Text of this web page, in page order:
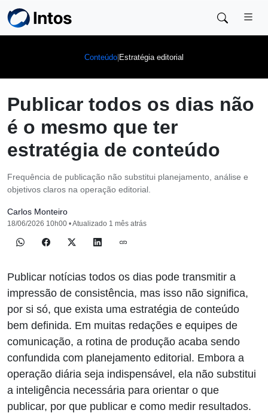
Skip to main content
Conteúdo|Estratégia editorial
Publicar todos os dias não
é o mesmo que ter
estratégia de conteúdo
Frequência de publicação não substitui planejamento, análise e
objetivos claros na operação editorial.
Carlos Monteiro
18/06/2026 10h00 • Atualizado 1 mês atrás
Publicar notícias todos os dias pode transmitir a
impressão de consistência, mas isso não significa,
por si só, que exista uma estratégia de conteúdo
bem definida. Em muitas redações e equipes de
comunicação, a rotina de produção acaba sendo
confundida com planejamento editorial. Embora a
operação diária seja indispensável, ela não substitui
a inteligência necessária para orientar o que
publicar, por que publicar e como medir resultados.